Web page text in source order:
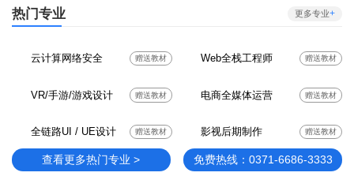
热门专业 更多专业+
云计算网络安全 赠送教材 Web全栈工程师 赠送教材
VR/手游/游戏设计 赠送教材 电商全媒体运营 赠送教材
全链路UI / UE设计 赠送教材 影视后期制作 赠送教材
查看更多热门专业 > 免费热线：0371-6686-3333